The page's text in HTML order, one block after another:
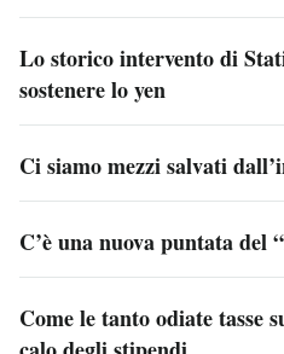
Lo storico intervento di
sostenere lo yen
Ci siamo mezzi salvati
C’è una nuova puntata del
Come le tanto odiate tasse